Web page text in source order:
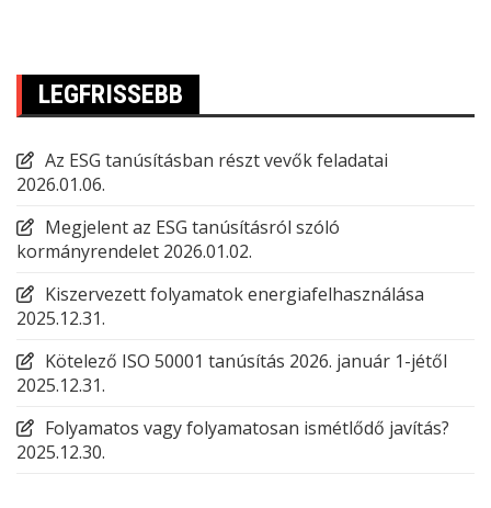
LEGFRISSEBB
Az ESG tanúsításban részt vevők feladatai
2026.01.06.
Megjelent az ESG tanúsításról szóló
kormányrendelet 2026.01.02.
Kiszervezett folyamatok energiafelhasználása
2025.12.31.
Kötelező ISO 50001 tanúsítás 2026. január 1-jétől
2025.12.31.
Folyamatos vagy folyamatosan ismétlődő javítás?
2025.12.30.